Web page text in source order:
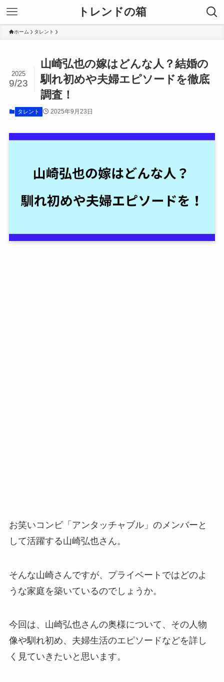
トレンドの箱
ホーム タレント
山崎弘也の嫁はどんな人？結婚の
馴れ初めや夫婦エピソードを徹底
調査！
2025
9/23
タレント 2025年9月23日
お笑いコンビ「アンタッチャブル」のメンバーと
して活躍する山崎弘也さん。
そんな山崎さんですが、プライベートではどのよ
うな家庭を築いているのでしょうか。
今回は、山崎弘也さんの奥様について、その人物
像や馴れ初め、夫婦生活のエピソードなどを詳し
く見ていきたいと思います。